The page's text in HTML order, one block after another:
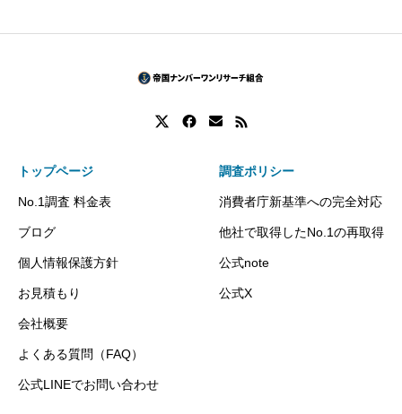
トップページ
No.1調査 料金表
ブログ
個人情報保護方針
お見積もり
会社概要
よくある質問（FAQ）
公式LINEでお問い合わせ
調査ポリシー
消費者庁新基準への完全対応
他社で取得したNo.1の再取得
公式note
公式X